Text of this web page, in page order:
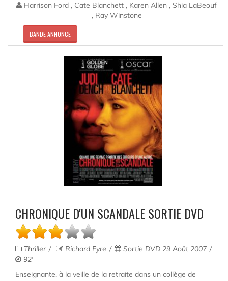
Harrison Ford , Cate Blanchett , Karen Allen , Shia LaBeouf
, Ray Winstone
BANDE ANNONCE
CHRONIQUE D'UN SCANDALE SORTIE DVD
Thriller Richard Eyre
Sortie DVD 29 Août 2007
92'
Enseignante, à la veille de la retraite dans un collège de